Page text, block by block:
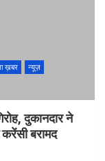
ख़बर
न्यूज़
दुकानदार ने
बरामद